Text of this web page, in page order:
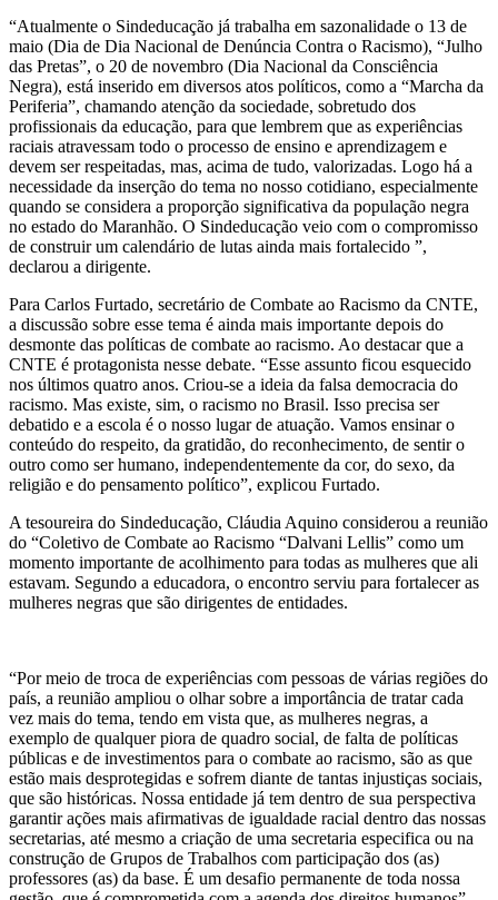
“Atualmente o Sindeducação já trabalha em sazonalidade o 13 de
maio (Dia de Dia Nacional de Denúncia Contra o Racismo), “Julho
das Pretas”, o 20 de novembro (Dia Nacional da Consciência
Negra), está inserido em diversos atos políticos, como a “Marcha da
Periferia”, chamando atenção da sociedade, sobretudo dos
profissionais da educação, para que lembrem que as experiências
raciais atravessam todo o processo de ensino e aprendizagem e
devem ser respeitadas, mas, acima de tudo, valorizadas. Logo há a
necessidade da inserção do tema no nosso cotidiano, especialmente
quando se considera a proporção significativa da população negra
no estado do Maranhão. O Sindeducação veio com o compromisso
de construir um calendário de lutas ainda mais fortalecido ”,
declarou a dirigente.
Para Carlos Furtado, secretário de Combate ao Racismo da CNTE,
a discussão sobre esse tema é ainda mais importante depois do
desmonte das políticas de combate ao racismo. Ao destacar que a
CNTE é protagonista nesse debate. “Esse assunto ficou esquecido
nos últimos quatro anos. Criou-se a ideia da falsa democracia do
racismo. Mas existe, sim, o racismo no Brasil. Isso precisa ser
debatido e a escola é o nosso lugar de atuação. Vamos ensinar o
conteúdo do respeito, da gratidão, do reconhecimento, de sentir o
outro como ser humano, independentemente da cor, do sexo, da
religião e do pensamento político”, explicou Furtado.
A tesoureira do Sindeducação, Cláudia Aquino considerou a reunião
do “Coletivo de Combate ao Racismo “Dalvani Lellis” como um
momento importante de acolhimento para todas as mulheres que ali
estavam. Segundo a educadora, o encontro serviu para fortalecer as
mulheres negras que são dirigentes de entidades.
“Por meio de troca de experiências com pessoas de várias regiões do
país, a reunião ampliou o olhar sobre a importância de tratar cada
vez mais do tema, tendo em vista que, as mulheres negras, a
exemplo de qualquer piora de quadro social, de falta de políticas
públicas e de investimentos para o combate ao racismo, são as que
estão mais desprotegidas e sofrem diante de tantas injustiças sociais,
que são históricas. Nossa entidade já tem dentro de sua perspectiva
garantir ações mais afirmativas de igualdade racial dentro das nossas
secretarias, até mesmo a criação de uma secretaria especifica ou na
construção de Grupos de Trabalhos com participação dos (as)
professores (as) da base. É um desafio permanente de toda nossa